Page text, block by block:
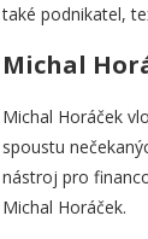
také podnikatel,
Michal
Michal Horáček
spoustu
nástroj pro
Michal Horáček.